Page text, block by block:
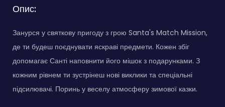
Опис:
Занурся у святкову пригоду з грою Santa's Match Mission,
де ти будеш поєднувати яскраві предмети. Кожен збіг
допомагає Санті наповнити його мішок з подарунками. З
кожним рівнем ти зустрінеш нові виклики та спеціальні
підсилювачі. Поринь у веселу атмосферу зимової казки.